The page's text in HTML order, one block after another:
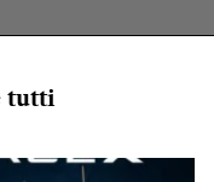
tutti